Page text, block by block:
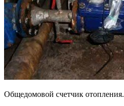
Общедомовой счетчик отопления.